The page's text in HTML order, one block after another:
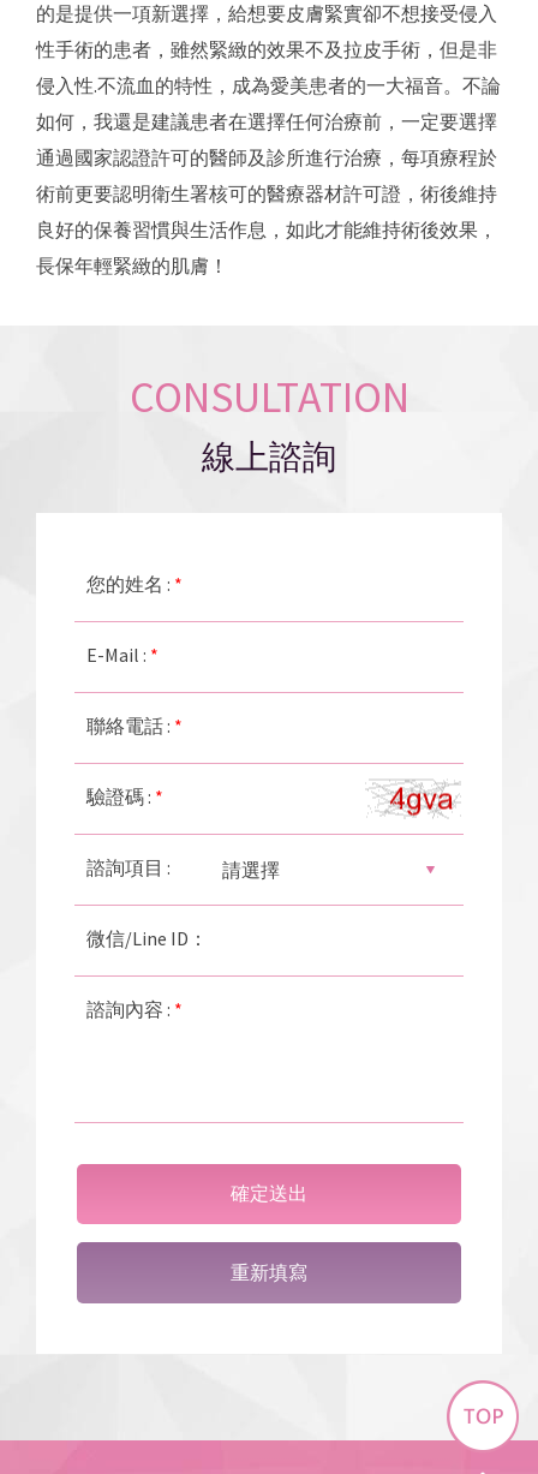
的是提供一項新選擇，給想要皮膚緊實卻不想接受侵入
性手術的患者，雖然緊緻的效果不及拉皮手術，但是非
侵入性.不流血的特性，成為愛美患者的一大福音。不論
如何，我還是建議患者在選擇任何治療前，一定要選擇
通過國家認證許可的醫師及診所進行治療，每項療程於
術前更要認明衛生署核可的醫療器材許可證，術後維持
良好的保養習慣與生活作息，如此才能維持術後效果，
長保年輕緊緻的肌膚！
CONSULTATION
線上諮詢
您的姓名 : *
E-Mail : *
聯絡電話 : *
驗證碼 : *
諮詢項目 :
微信/Line ID：
諮詢內容 : *
確定送出
重新填寫
Top